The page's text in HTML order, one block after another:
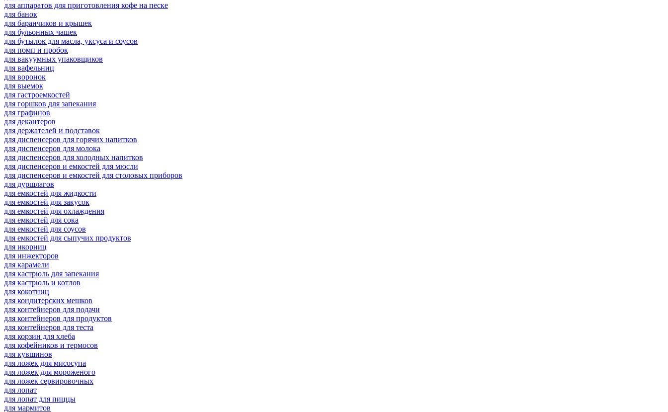
для аппаратов для приготовления кофе на песке
для банок
для баранчиков и крышек
для бульонных чашек
для бутылок для масла, уксуса и соусов
для помп и пробок
для вакуумных упаковщиков
для вафельниц
для воронок
для выемок
для гастроемкостей
для горшков для запекания
для графинов
для декантеров
для держателей и подставок
для диспенсеров для горячих напитков
для диспенсеров для молока
для диспенсеров для холодных напитков
для диспенсеров и емкостей для мюсли
для диспенсеров и емкостей для столовых приборов
для дуршлагов
для емкостей для жидкости
для емкостей для закусок
для емкостей для охлаждения
для емкостей для сока
для емкостей для соусов
для емкостей для сыпучих продуктов
для икорниц
для инжекторов
для карамели
для кастрюль для запекания
для кастрюль и котлов
для кокотниц
для кондитерских мешков
для контейнеров для подачи
для контейнеров для продуктов
для контейнеров для теста
для корзин для хлеба
для кофейников и термосов
для кувшинов
для ложек для мисосупа
для ложек для мороженого
для ложек сервировочных
для лопат
для лопат для пиццы
для мармитов